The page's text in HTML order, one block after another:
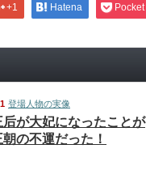
+1 Hatena Pocket
登場人物の実像
后が大妃になったことが
の不運だった！